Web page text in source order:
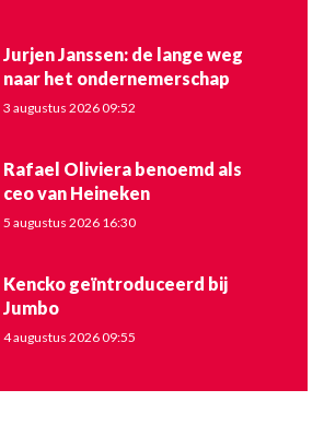
Jurjen Janssen: de lange weg
naar het ondernemerschap
3 augustus 2026 09:52
Rafael Oliviera benoemd als
ceo van Heineken
5 augustus 2026 16:30
Kencko geïntroduceerd bij
Jumbo
4 augustus 2026 09:55